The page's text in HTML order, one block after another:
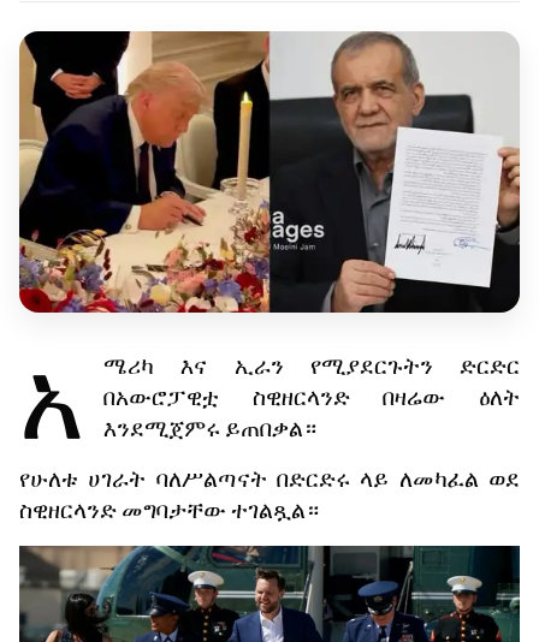
አ ሜሪካ እና ኢራን የሚያደርጉትን
ድርድር
በአውሮፓዊቷ
ስዊዘርላንድ በዛሬው
ዕለት
እንደሚጀምሩ ይጠበቃል።
የሁለቱ ሀገራት ባለሥልጣናት በድርድሩ ላይ ለመካፈል ወደ
ስዊዘርላንድ መግባታቸው ተገልጿል።